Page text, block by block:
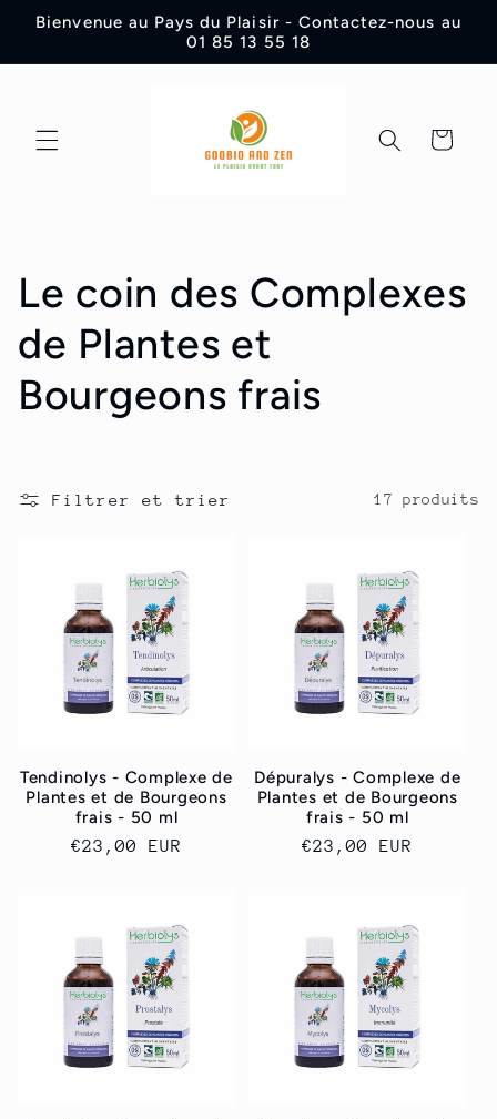
passer
contenu
Bienvenue au Pays du Plaisir - Contactez-nous au
01 85 13 55 18
Panier
C
o
l
e
:
Le coin des Complexes
de Plantes et
Bourgeons frais
Filtrer et trier 17 produits
Tendinolys - Complexe de
Plantes et de Bourgeons
frais - 50 ml
Prix
€23,00 EUR
Dépuralys - Complexe de
Plantes et de Bourgeons
frais - 50 ml
Prix
€23,00 EUR